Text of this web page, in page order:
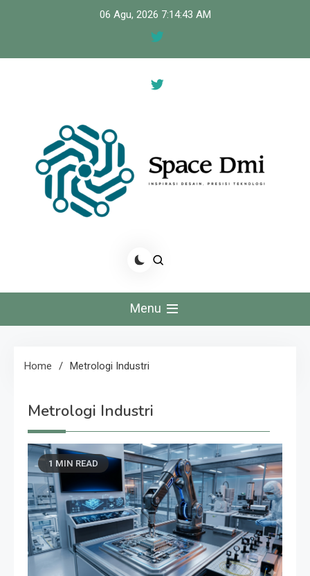
06 Agu, 2026 7:14:43 AM
Space Dmi
Menu
Home Metrologi Industri
Metrologi Industri
1 MIN READ